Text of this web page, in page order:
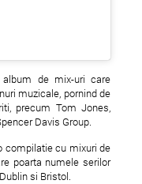
album de mix-uri care
muzicale, pornind de
precum Tom Jones,
Davis Group.
compilatie cu mixuri de
poarta numele serilor
si Bristol.